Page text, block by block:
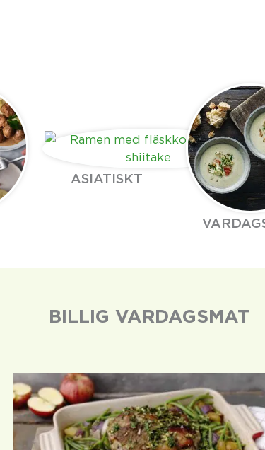
ASIATISKT
BILLIG VARDAGSMAT